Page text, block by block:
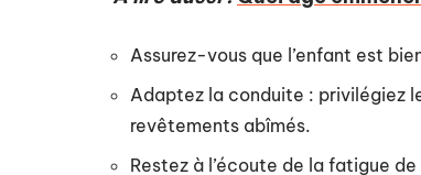
Assurez-vous que l’enfant est
Adaptez la conduite : privilégiez
revêtements abîmés.
Restez à l’écoute de la fatigue